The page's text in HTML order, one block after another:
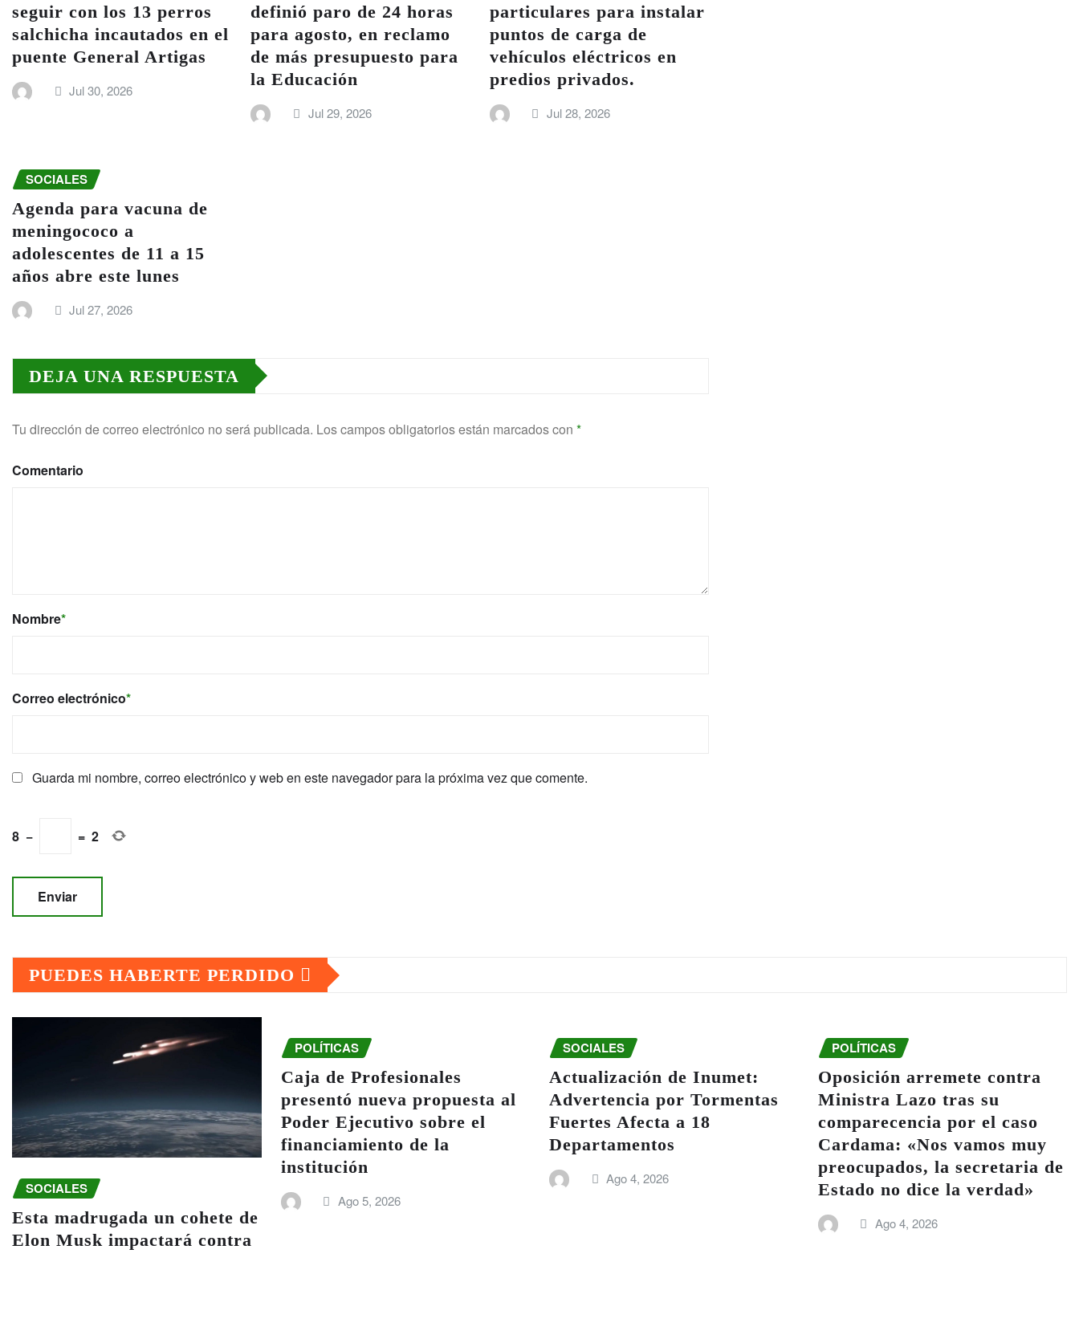
seguir con los 13 perros
salchicha incautados en el
puente General Artigas
Jul 30, 2026
definió paro de 24 horas
para agosto, en reclamo
de más presupuesto para
la Educación
Jul 29, 2026
particulares para instalar
puntos de carga de
vehículos eléctricos en
predios privados.
Jul 28, 2026
SOCIALES
Agenda para vacuna de
meningococo a
adolescentes de 11 a 15
años abre este lunes
Jul 27, 2026
DEJA UNA RESPUESTA
Tu dirección de correo electrónico no será publicada. Los campos obligatorios están marcados con *
Comentario
Nombre*
Correo electrónico*
Guarda mi nombre, correo electrónico y web en este navegador para la próxima vez que comente.
8 − = 2
PUEDES HABERTE PERDIDO
SOCIALES
Esta madrugada un cohete de
Elon Musk impactará contra
POLÍTICAS
Caja de Profesionales
presentó nueva propuesta al
Poder Ejecutivo sobre el
financiamiento de la
institución
Ago 5, 2026
SOCIALES
Actualización de Inumet:
Advertencia por Tormentas
Fuertes Afecta a 18
Departamentos
Ago 4, 2026
POLÍTICAS
Oposición arremete contra
Ministra Lazo tras su
comparecencia por el caso
Cardama: «Nos vamos muy
preocupados, la secretaria de
Estado no dice la verdad»
Ago 4, 2026